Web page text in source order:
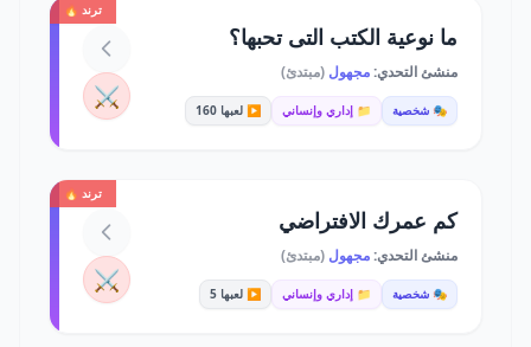
ترند 🔥
ما نوعية الكتب التى تحبها؟
منشئ التحدي:مجهول (مبتدئ)
🎭 شخصية 📁 إداري وإنساني ▶️ لعبها 160 ⚔️
ترند 🔥
كم عمرك الافتراضي
منشئ التحدي:مجهول (مبتدئ)
🎭 شخصية 📁 إداري وإنساني ▶️ لعبها 5 ⚔️